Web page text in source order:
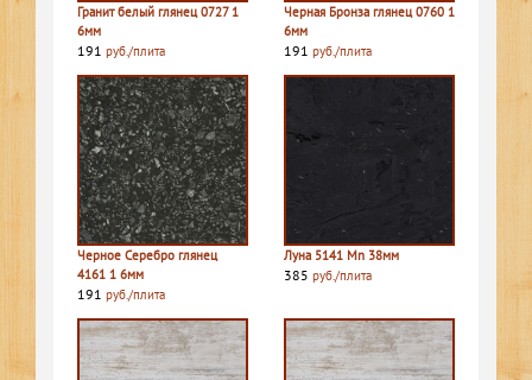
Гранит белый глянец 0727 1
6мм
191 руб./плита
Черная Бронза глянец 0760 1
6мм
191 руб./плита
Черное Серебро глянец
4161 1 6мм
191 руб./плита
Луна 5141 Mn 38мм
385 руб./плита